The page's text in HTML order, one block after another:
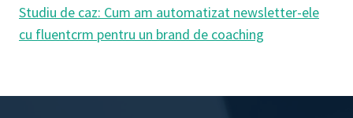
Studiu de caz: Cum am automatizat newsletter-ele
cu fluentcrm pentru un brand de coaching